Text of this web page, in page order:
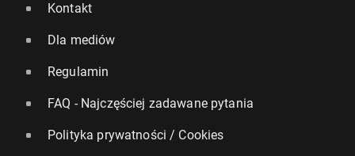
Kontakt
Dla mediów
Regulamin
FAQ - Najczęściej zadawane pytania
Polityka prywatności / Cookies